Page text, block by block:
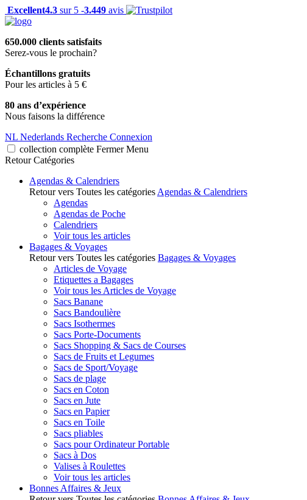
Excellent4.3 sur 5 -3.449 avis
650.000 clients satisfaits
Serez-vous le prochain?
Échantillons gratuits
Pour les articles à 5 €
80 ans d’expérience
Nous faisons la différence
NL Nederlands Recherche Connexion
collection complète Fermer Menu
Retour Catégories
Agendas & Calendriers
Retour vers Toutes les catégories Agendas & Calendriers
Agendas
Agendas de Poche
Calendriers
Voir tous les articles
Bagages & Voyages
Retour vers Toutes les catégories Bagages & Voyages
Articles de Voyage
Etiquettes a Bagages
Voir tous les Articles de Voyage
Sacs Banane
Sacs Bandoulière
Sacs Isothermes
Sacs Porte-Documents
Sacs Shopping & Sacs de Courses
Sacs de Fruits et Legumes
Sacs de Sport/Voyage
Sacs de plage
Sacs en Coton
Sacs en Jute
Sacs en Papier
Sacs en Toile
Sacs pliables
Sacs pour Ordinateur Portable
Sacs à Dos
Valises à Roulettes
Voir tous les articles
Bonnes Affaires & Jeux